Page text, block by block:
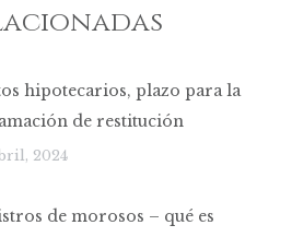
hipotecarios, plazo para la
de restitución
2024
de morosos – qué es